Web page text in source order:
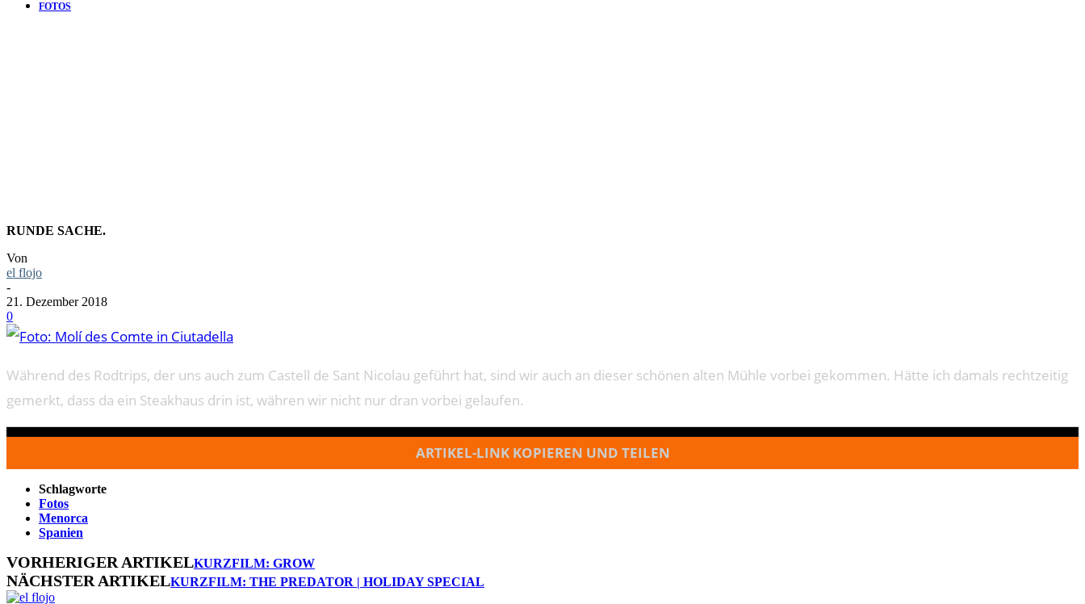
FOTOS
RUNDE SACHE.
Von
el flojo
-
21. Dezember 2018
0
Während des Rodtrips, der uns auch zum Castell de Sant Nicolau geführt hat, sind wir auch an dieser schönen alten Mühle vorbei gekommen. Hätte ich damals rechtzeitig
gemerkt, dass da ein Steakhaus drin ist, währen wir nicht nur dran vorbei gelaufen.
ARTIKEL-LINK KOPIEREN UND TEILEN
Schlagworte
Fotos
Menorca
Spanien
VORHERIGER ARTIKELKURZFILM: GROW
NÄCHSTER ARTIKELKURZFILM: THE PREDATOR | HOLIDAY SPECIAL